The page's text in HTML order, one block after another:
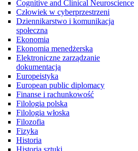
Cognitive and Clinical Neuroscience
Człowiek w cyberprzestrzeni
Dziennikarstwo i komunikacja
społeczna
Ekonomia
Ekonomia menedżerska
Elektroniczne zarządzanie
dokumentacją
Europeistyka
European public diplomacy
Finanse i rachunkowość
Filologia polska
Filologia włoska
Filozofia
Fizyka
Historia
Historia sztuki